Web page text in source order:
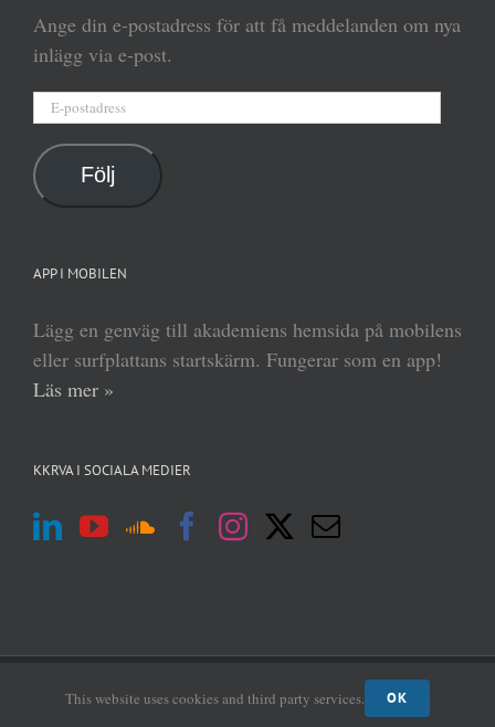
Ange din e-postadress för att få meddelanden om nya
inlägg via e-post.
postadress
Följ
APP I MOBILEN
Lägg en genväg till akademiens hemsida på mobilens
eller surfplattans startskärm. Fungerar som en app!
Läs mer »
KKRVA I SOCIALA MEDIER
MABRAB
Admin
login
This website uses cookies and third party services. OK